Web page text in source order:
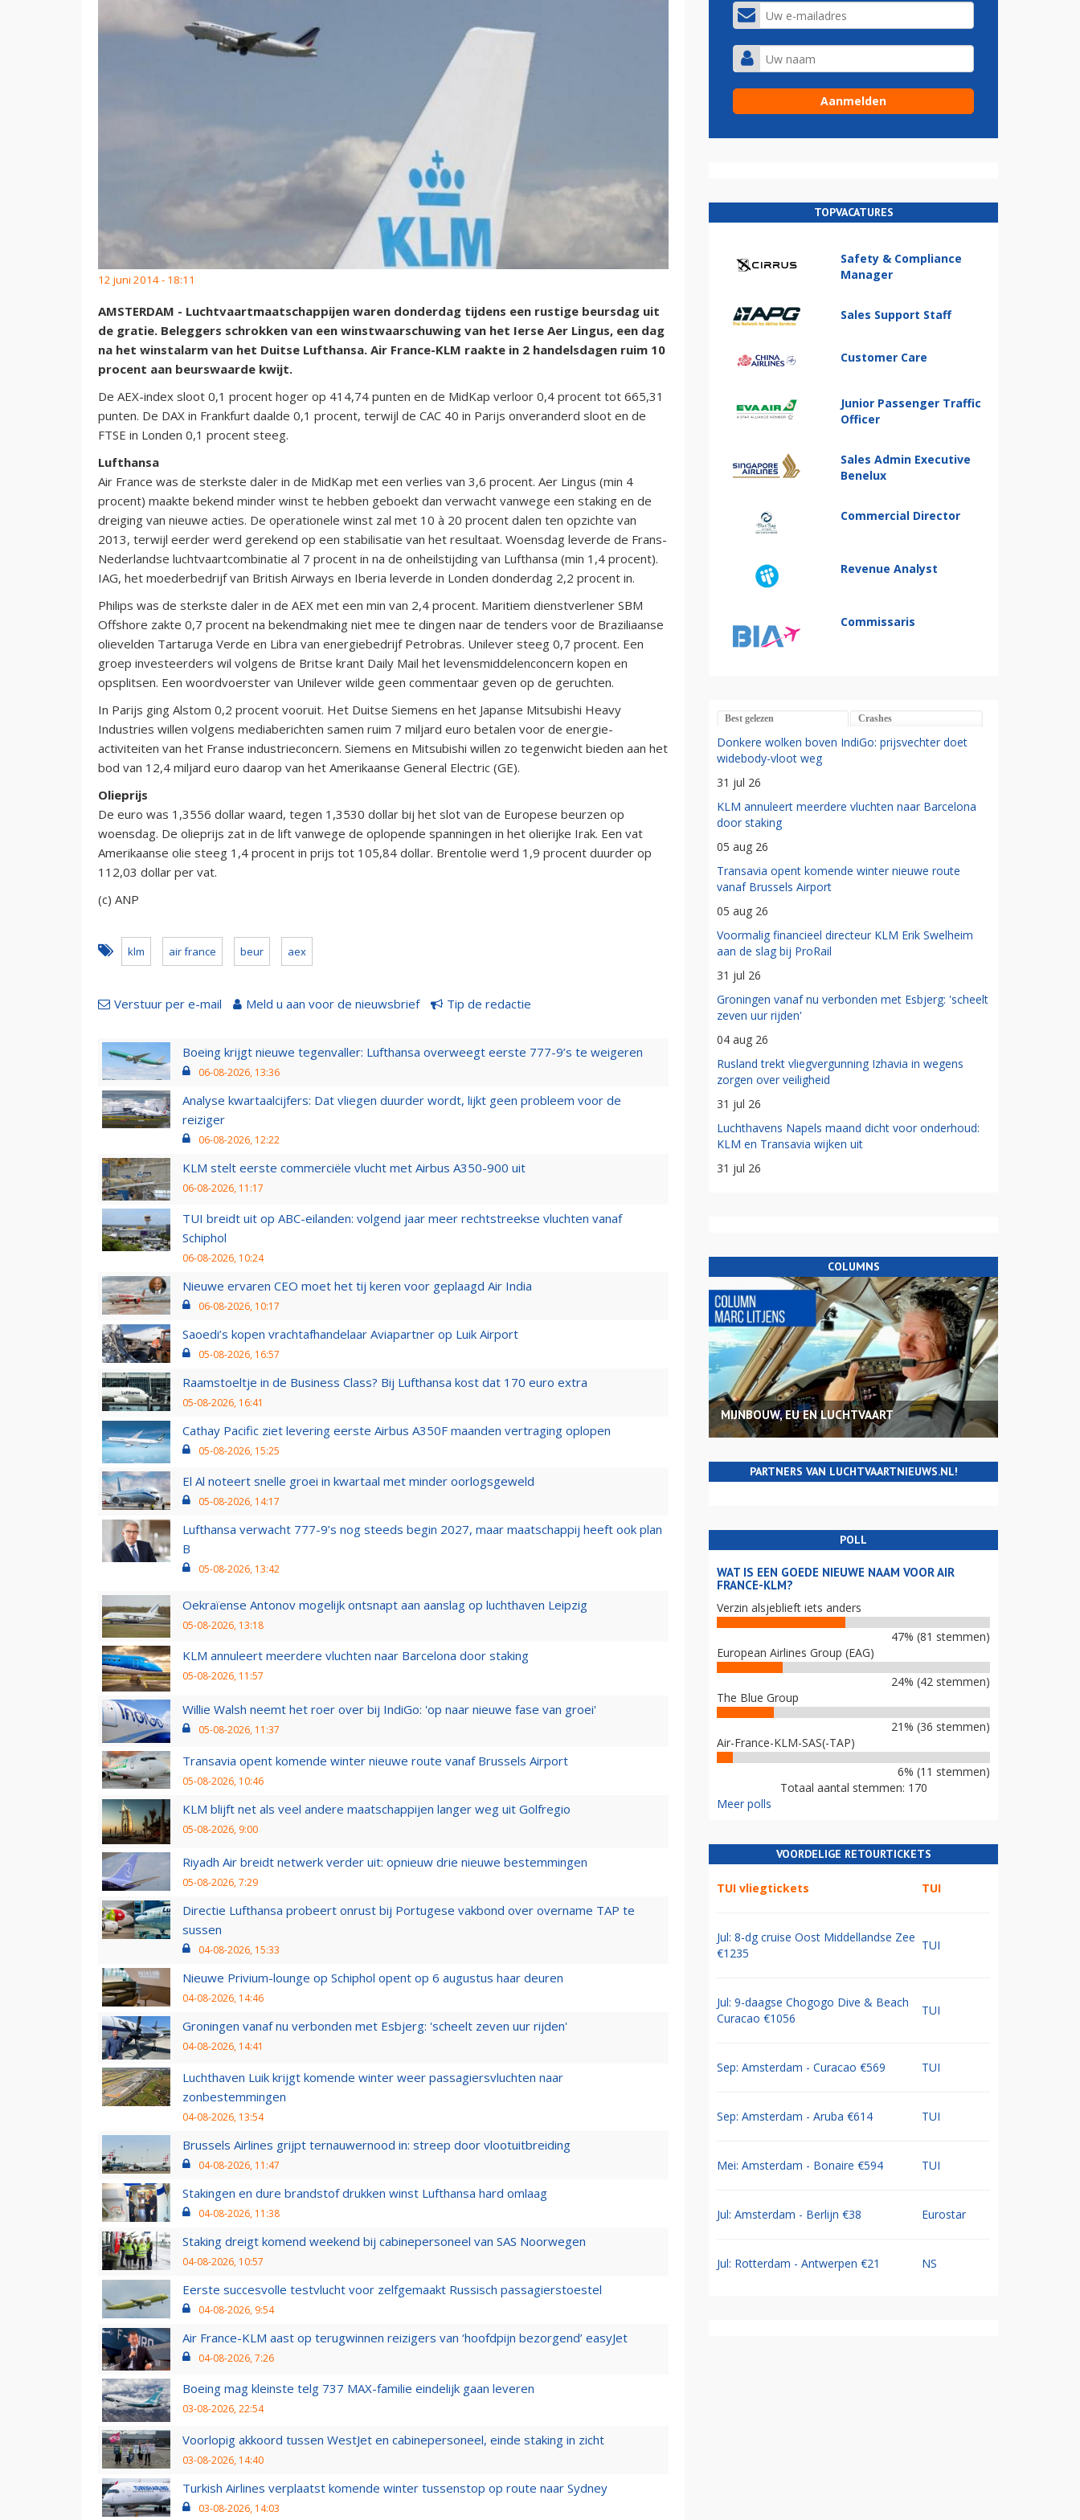
12 juni 2014 - 18:11
AMSTERDAM - Luchtvaartmaatschappijen waren donderdag tijdens een rustige beursdag uit
de gratie. Beleggers schrokken van een winstwaarschuwing van het Ierse Aer Lingus, een dag
na het winstalarm van het Duitse Lufthansa. Air France-KLM raakte in 2 handelsdagen ruim 10
procent aan beurswaarde kwijt.
De AEX-index sloot 0,1 procent hoger op 414,74 punten en de MidKap verloor 0,4 procent tot 665,31
punten. De DAX in Frankfurt daalde 0,1 procent, terwijl de CAC 40 in Parijs onveranderd sloot en de
FTSE in Londen 0,1 procent steeg.
Lufthansa
Air France was de sterkste daler in de MidKap met een verlies van 3,6 procent. Aer Lingus (min 4
procent) maakte bekend minder winst te hebben geboekt dan verwacht vanwege een staking en de
dreiging van nieuwe acties. De operationele winst zal met 10 à 20 procent dalen ten opzichte van
2013, terwijl eerder werd gerekend op een stabilisatie van het resultaat. Woensdag leverde de Frans-
Nederlandse luchtvaartcombinatie al 7 procent in na de onheilstijding van Lufthansa (min 1,4 procent).
IAG, het moederbedrijf van British Airways en Iberia leverde in Londen donderdag 2,2 procent in.
Philips was de sterkste daler in de AEX met een min van 2,4 procent. Maritiem dienstverlener SBM
Offshore zakte 0,7 procent na bekendmaking niet mee te dingen naar de tenders voor de Braziliaanse
olievelden Tartaruga Verde en Libra van energiebedrijf Petrobras. Unilever steeg 0,7 procent. Een
groep investeerders wil volgens de Britse krant Daily Mail het levensmiddelenconcern kopen en
opsplitsen. Een woordvoerster van Unilever wilde geen commentaar geven op de geruchten.
In Parijs ging Alstom 0,2 procent vooruit. Het Duitse Siemens en het Japanse Mitsubishi Heavy
Industries willen volgens mediaberichten samen ruim 7 miljard euro betalen voor de energie-
activiteiten van het Franse industrieconcern. Siemens en Mitsubishi willen zo tegenwicht bieden aan het
bod van 12,4 miljard euro daarop van het Amerikaanse General Electric (GE).
Olieprijs
De euro was 1,3556 dollar waard, tegen 1,3530 dollar bij het slot van de Europese beurzen op
woensdag. De olieprijs zat in de lift vanwege de oplopende spanningen in het olierijke Irak. Een vat
Amerikaanse olie steeg 1,4 procent in prijs tot 105,84 dollar. Brentolie werd 1,9 procent duurder op
112,03 dollar per vat.
(c) ANP
klm air france beur aex
Verstuur per e-mail Meld u aan voor de nieuwsbrief Tip de redactie
Boeing krijgt nieuwe tegenvaller: Lufthansa overweegt eerste 777-9’s te weigeren
06-08-2026, 13:36
Analyse kwartaalcijfers: Dat vliegen duurder wordt, lijkt geen probleem voor de
reiziger
06-08-2026, 12:22
KLM stelt eerste commerciële vlucht met Airbus A350-900 uit
06-08-2026, 11:17
TUI breidt uit op ABC-eilanden: volgend jaar meer rechtstreekse vluchten vanaf
Schiphol
06-08-2026, 10:24
Nieuwe ervaren CEO moet het tij keren voor geplaagd Air India
06-08-2026, 10:17
Saoedi’s kopen vrachtafhandelaar Aviapartner op Luik Airport
05-08-2026, 16:57
Raamstoeltje in de Business Class? Bij Lufthansa kost dat 170 euro extra
05-08-2026, 16:41
Cathay Pacific ziet levering eerste Airbus A350F maanden vertraging oplopen
05-08-2026, 15:25
El Al noteert snelle groei in kwartaal met minder oorlogsgeweld
05-08-2026, 14:17
Lufthansa verwacht 777-9’s nog steeds begin 2027, maar maatschappij heeft ook plan
B
05-08-2026, 13:42
Oekraïense Antonov mogelijk ontsnapt aan aanslag op luchthaven Leipzig
05-08-2026, 13:18
KLM annuleert meerdere vluchten naar Barcelona door staking
05-08-2026, 11:57
Willie Walsh neemt het roer over bij IndiGo: 'op naar nieuwe fase van groei'
05-08-2026, 11:37
Transavia opent komende winter nieuwe route vanaf Brussels Airport
05-08-2026, 10:46
KLM blijft net als veel andere maatschappijen langer weg uit Golfregio
05-08-2026, 9:00
Riyadh Air breidt netwerk verder uit: opnieuw drie nieuwe bestemmingen
05-08-2026, 7:29
Directie Lufthansa probeert onrust bij Portugese vakbond over overname TAP te
sussen
04-08-2026, 15:33
Nieuwe Privium-lounge op Schiphol opent op 6 augustus haar deuren
04-08-2026, 14:46
Groningen vanaf nu verbonden met Esbjerg: 'scheelt zeven uur rijden'
04-08-2026, 14:41
Luchthaven Luik krijgt komende winter weer passagiersvluchten naar
zonbestemmingen
04-08-2026, 13:54
Brussels Airlines grijpt ternauwernood in: streep door vlootuitbreiding
04-08-2026, 11:47
Stakingen en dure brandstof drukken winst Lufthansa hard omlaag
04-08-2026, 11:38
Staking dreigt komend weekend bij cabinepersoneel van SAS Noorwegen
04-08-2026, 10:57
Eerste succesvolle testvlucht voor zelfgemaakt Russisch passagierstoestel
04-08-2026, 9:54
Air France-KLM aast op terugwinnen reizigers van ‘hoofdpijn bezorgend’ easyJet
04-08-2026, 7:26
Boeing mag kleinste telg 737 MAX-familie eindelijk gaan leveren
03-08-2026, 22:54
Voorlopig akkoord tussen WestJet en cabinepersoneel, einde staking in zicht
03-08-2026, 14:40
Turkish Airlines verplaatst komende winter tussenstop op route naar Sydney
03-08-2026, 14:03
TOPVACATURES
Safety & Compliance
Manager
Sales Support Staff
Customer Care
Junior Passenger Traffic
Officer
Sales Admin Executive
Benelux
Commercial Director
Revenue Analyst
Commissaris
Best gelezen Crashes
Donkere wolken boven IndiGo: prijsvechter doet
widebody-vloot weg
31 jul 26
KLM annuleert meerdere vluchten naar Barcelona
door staking
05 aug 26
Transavia opent komende winter nieuwe route
vanaf Brussels Airport
05 aug 26
Voormalig financieel directeur KLM Erik Swelheim
aan de slag bij ProRail
31 jul 26
Groningen vanaf nu verbonden met Esbjerg: 'scheelt
zeven uur rijden'
04 aug 26
Rusland trekt vliegvergunning Izhavia in wegens
zorgen over veiligheid
31 jul 26
Luchthavens Napels maand dicht voor onderhoud:
KLM en Transavia wijken uit
31 jul 26
COLUMNS
MIJNBOUW, EU EN LUCHTVAART
PARTNERS VAN LUCHTVAARTNIEUWS.NL!
POLL
WAT IS EEN GOEDE NIEUWE NAAM VOOR AIR
FRANCE-KLM?
Verzin alsjeblieft iets anders
47% (81 stemmen)
European Airlines Group (EAG)
24% (42 stemmen)
The Blue Group
21% (36 stemmen)
Air-France-KLM-SAS(-TAP)
6% (11 stemmen)
Totaal aantal stemmen: 170
Meer polls
VOORDELIGE RETOURTICKETS
TUI vliegtickets TUI
Jul: 8-dg cruise Oost Middellandse Zee
€1235
TUI
Jul: 9-daagse Chogogo Dive & Beach
Curacao €1056
TUI
Sep: Amsterdam - Curacao €569 TUI
Sep: Amsterdam - Aruba €614 TUI
Mei: Amsterdam - Bonaire €594 TUI
Jul: Amsterdam - Berlijn €38 Eurostar
Jul: Rotterdam - Antwerpen €21 NS